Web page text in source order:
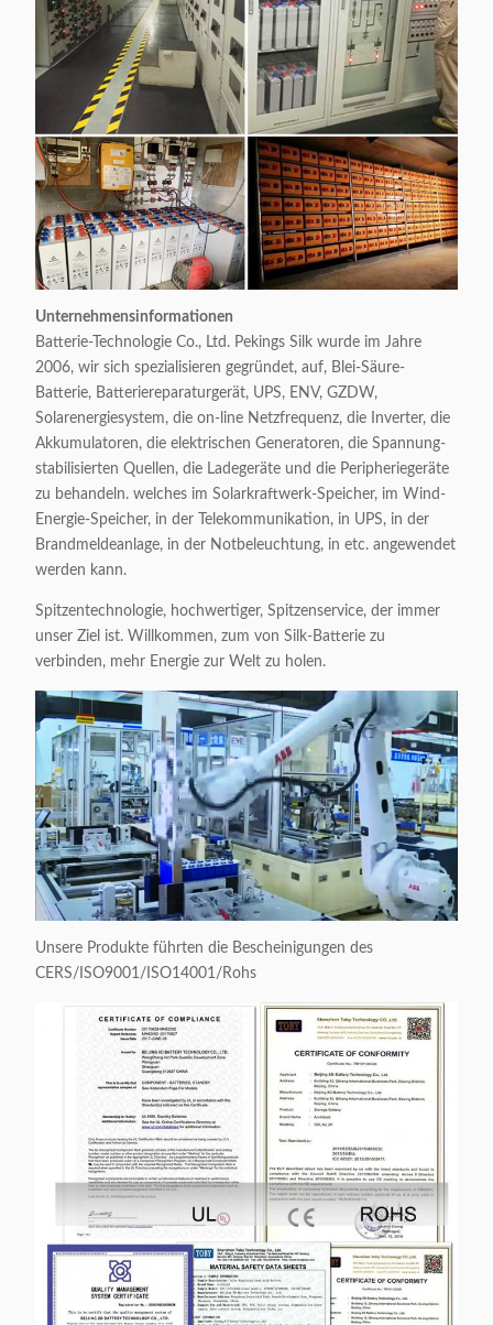
Unternehmensinformationen
Batterie-Technologie Co., Ltd. Pekings Silk wurde im Jahre
2006, wir sich spezialisieren gegründet, auf, Blei-Säure-
Batterie, Batteriereparaturgerät, UPS, ENV, GZDW,
Solarenergiesystem, die on-line Netzfrequenz, die Inverter, die
Akkumulatoren, die elektrischen Generatoren, die Spannung-
stabilisierten Quellen, die Ladegeräte und die Peripheriegeräte
zu behandeln. welches im Solarkraftwerk-Speicher, im Wind-
Energie-Speicher, in der Telekommunikation, in UPS, in der
Brandmeldeanlage, in der Notbeleuchtung, in etc. angewendet
werden kann.
Spitzentechnologie, hochwertiger, Spitzenservice, der immer
unser Ziel ist. Willkommen, zum von Silk-Batterie zu
verbinden, mehr Energie zur Welt zu holen.
Unsere Produkte führten die Bescheinigungen des
CERS/ISO9001/ISO14001/Rohs